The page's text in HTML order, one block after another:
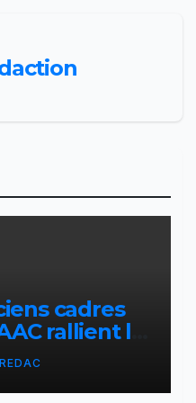
cadres
rallient la
la
Congo